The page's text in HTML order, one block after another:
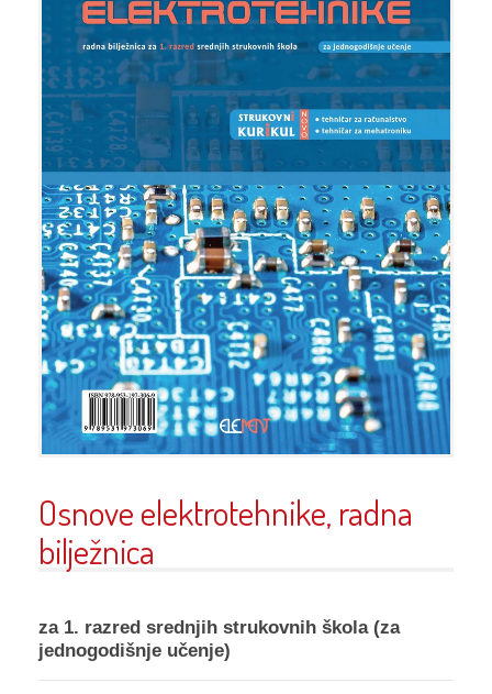
Osnove elektrotehnike, radna
bilježnica
za 1. razred srednjih strukovnih škola (za
jednogodišnje učenje)